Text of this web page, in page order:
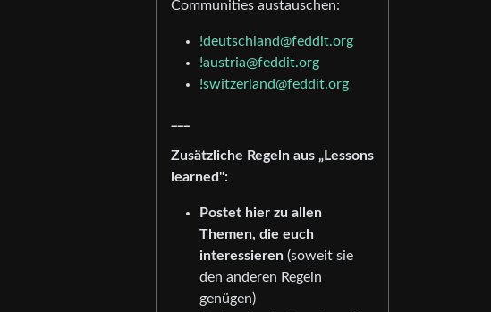
Communities austauschen:
!deutschland@feddit.org
!austria@feddit.org
!switzerland@feddit.org
Zusätzliche Regeln aus „Lessons
learned":
Postet hier zu allen
Themen, die euch
interessieren (soweit sie
den anderen Regeln
genügen)